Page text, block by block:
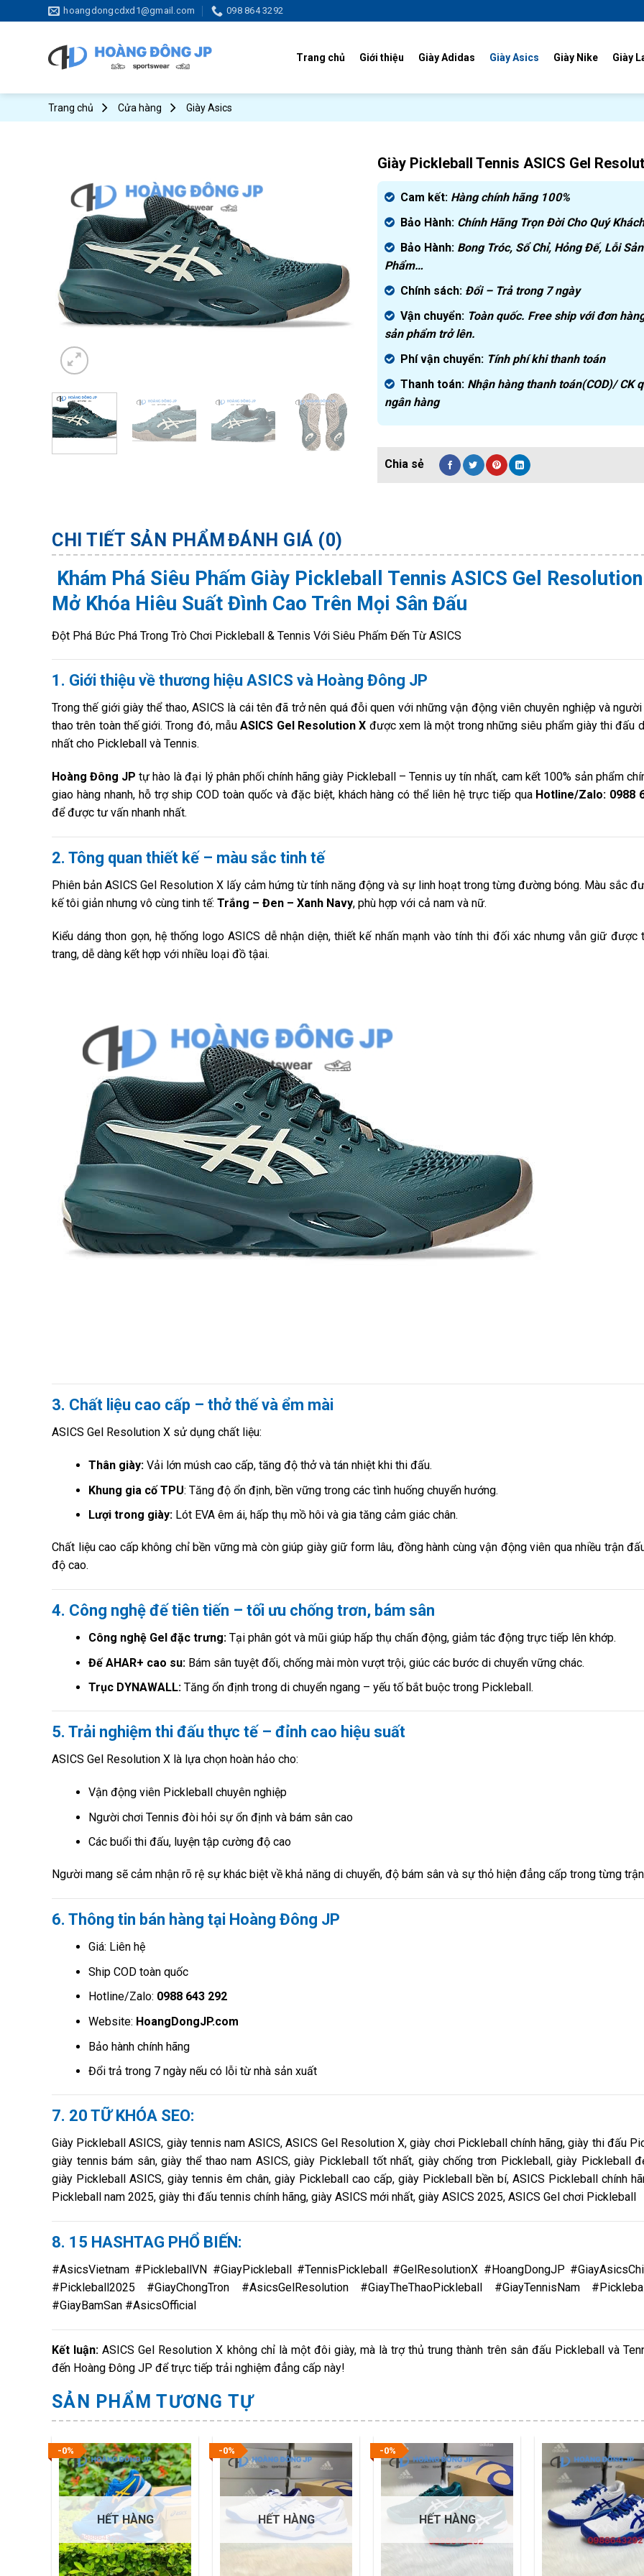
to
hoangdongcdxd1@gmail.com 098 864 3292
Trang chủ Giới thiệu Giày Adidas Giày Asics Giày Nike Giày
Trang chủ Cửa hàng Giày Asics
Giày Pickleball Tennis ASICS Gel
Cam kết: Hàng chính hãng 100%
Bảo Hành: Chính Hãng Trọn Đời Cho Quý
Bảo Hành: Bong Tróc, Sổ Chỉ, Hỏng Đế, Lỗi Sản
Phẩm…
Chính sách: Đổi – Trả trong 7 ngày
Vận chuyển: Toàn quốc. Free ship với đơn
sản phẩm trở lên.
Phí vận chuyển: Tính phí khi thanh toán
Thanh toán: Nhận hàng thanh toán(COD)/ CK
ngân hàng
CHI TIẾT SẢN PHẨM ĐÁNH GIÁ (0)
Khám Phá Siêu Phấm Giày Pickleball Tennis ASICS Gel
Mở Khóa Hiêu Suất Đình Cao Trên Mọi Sân Đấu
Đột Phá Bức Phá Trong Trò Chơi Pickleball & Tennis Với Siêu Phấm Đến Từ ASICS
1. Giới thiệu về thương hiệu ASICS và Hoàng Đông JP
Trong thế giới giày thể thao, ASICS là cái tên đã trở nên quá đỗi quen với những vận động viên chuyên nghiệp và
thao trên toàn thế giới. Trong đó, mẫuASICS Gel Resolution X được xem là một trong những siêu phẩm giày thi đấu
nhất cho Pickleball và Tennis.
Hoàng Đông JP tự hào là đại lý phân phối chính hãng giày Pickleball – Tennis uy tín nhất, cam kết 100% sản phẩm
giao hàng nhanh, hỗ trợ ship COD toàn quốc và đặc biệt, khách hàng có thể liên hệ trực tiếp qua Hotline/Zalo: 0988
để được tư vấn nhanh nhất.
2. Tông quan thiết kế – màu sắc tinh tế
Phiên bản ASICS Gel Resolution X lấy cảm hứng từ tính năng động và sự linh hoạt trong từng đường bóng. Màu sắc
kế tôi giản nhưng vô cùng tinh tế: Trắng – Đen – Xanh Navy, phù hợp với cả nam và nữ.
Kiểu dáng thon gọn, hệ thống logo ASICS dễ nhận diện, thiết kế nhấn mạnh vào tính thi đối xác nhưng vẫn giữ được
trang, dễ dàng kết hợp với nhiều loại đồ tậai.
3. Chất liệu cao cấp – thở thế và ểm mài
ASICS Gel Resolution X sử dụng chất liệu:
Thân giày:Vải lớn músh cao cấp, tăng độ thở và tán nhiệt khi thi đấu.
Khung gia cố TPU: Tăng độ ổn định, bền vững trong các tình huống chuyển hướng.
Lượi trong giày:Lót EVA êm ái, hấp thụ mồ hôi và gia tăng cảm giác chân.
Chất liệu cao cấp không chỉ bền vững mà còn giúp giày giữ form lâu, đồng hành cùng vận động viên qua nhiều trận
độ cao.
4. Công nghệ đế tiên tiến – tối ưu chống trơn, bám sân
Công nghệ Gel đặc trưng:Tại phân gót và mũi giúp hấp thụ chấn động, giảm tác động trực tiếp lên khớp.
Đế AHAR+ cao su:Bám sân tuyệt đối, chống mài mòn vượt trội, giúc các bước di chuyển vững chác.
Trục DYNAWALL:Tăng ổn định trong di chuyển ngang – yếu tố bắt buộc trong Pickleball.
5. Trải nghiệm thi đấu thực tế – đỉnh cao hiệu suất
ASICS Gel Resolution X là lựa chọn hoàn hảo cho:
Vận động viên Pickleball chuyên nghiệp
Người chơi Tennis đòi hỏi sự ổn định và bám sân cao
Các buổi thi đấu, luyện tập cường độ cao
Người mang sẽ cảm nhận rõ rệ sự khác biệt về khả năng di chuyển, độ bám sân và sự thỏ hiện đẳng cấp trong từng
6. Thông tin bán hàng tại Hoàng Đông JP
Giá: Liên hệ
Ship COD toàn quốc
Hotline/Zalo: 0988 643 292
Website: HoangDongJP.com
Bảo hành chính hãng
Đổi trả trong 7 ngày nếu có lỗi từ nhà sản xuất
7. 20 TỮ KHÓA SEO:
Giày Pickleball ASICS, giày tennis nam ASICS, ASICS Gel Resolution X, giày chơi Pickleball chính hãng, giày thi đấu
giày tennis bám sân, giày thể thao nam ASICS, giày Pickleball tốt nhất, giày chống trơn Pickleball, giày Pickleball
giày Pickleball ASICS, giày tennis êm chân, giày Pickleball cao cấp, giày Pickleball bền bí, ASICS Pickleball chính
Pickleball nam 2025, giày thi đấu tennis chính hãng, giày ASICS mới nhất, giày ASICS 2025, ASICS Gel chơi Pickleball
8. 15 HASHTAG PHỔ BIẾN:
#AsicsVietnam #PickleballVN #GiayPickleball #TennisPickleball #GelResolutionX #HoangDongJP
#Pickleball2025 #GiayChongTron #AsicsGelResolution #GiayTheThaoPickleball #GiayTennisNam
#GiayBamSan #AsicsOfficial
Kết luận: ASICS Gel Resolution X không chỉ là một đôi giày, mà là trợ thủ trung thành trên sân đấu Pickleball và
đến Hoàng Đông JP để trực tiếp trải nghiệm đẳng cấp này!
SẢN PHẨM TƯƠNG TỰ
-0%
HẾT HÀNG
-0%
HẾT HÀNG
-0%
HẾT HÀNG